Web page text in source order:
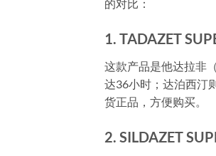
的对比：
1. TADAZET
这款产品是他达拉非
达36小时；达泊西汀
货正品，方便购买。
2. SILDAZET